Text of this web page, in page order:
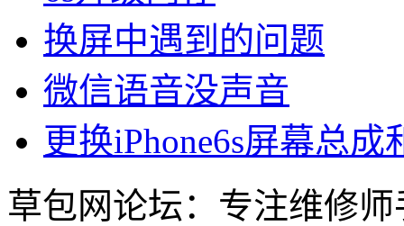
换屏中遇到的问题
微信语音没声音
更换iPhone6s屏幕总成
草包网论坛：专注维修